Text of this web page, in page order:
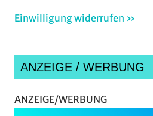
Einwilligung widerrufen »
ANZEIGE / WERBUNG
ANZEIGE/WERBUNG